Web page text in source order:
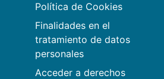
Política de Cookies
Finalidades en el
tratamiento de datos
personales
Acceder a derechos